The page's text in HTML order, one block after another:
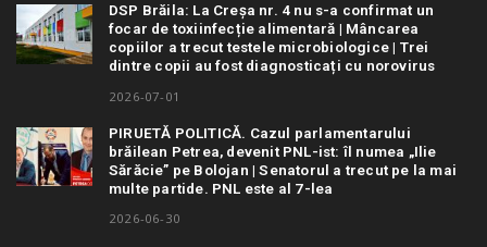
DSP Brăila: La Creșa nr. 4 nu s-a confirmat un
focar de toxiinfecție alimentară | Mâncarea
copiilor a trecut testele microbiologice | Trei
dintre copii au fost diagnosticați cu norovirus
2026-07-01
PIRUETĂ POLITICĂ. Cazul parlamentarului
brăilean Petrea, devenit PNL-ist: îl numea „Ilie
Sărăcie” pe Bolojan | Senatorul a trecut pe la mai
multe partide. PNL este al 7-lea
2026-06-30